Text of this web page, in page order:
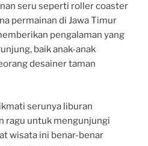
seru seperti roller coaster
permainan di Jawa Timur
pengalaman yang
baik anak-anak
desainer taman
serunya liburan
ragu untuk mengunjungi
wisata ini benar-benar